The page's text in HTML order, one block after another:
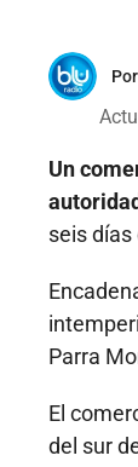
Un
seis
Parra
El
del sur